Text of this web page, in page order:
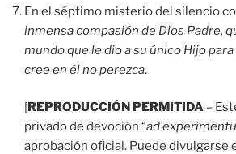
En el séptimo misterio del silencio
inmensa compasión de Dios Padre,
mundo que le dio a su único Hijo
cree en él no perezca.
[REPRODUCCIÓN PERMITIDA –
privado de devoción “ad
aprobación oficial. Puede divulgarse